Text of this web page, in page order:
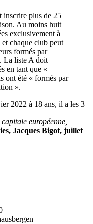
inscrire plus de 25
Au moins huit
exclusivement à
chaque club peut
formés par
La liste A doit
en tant que «
ont été « formés par
».
2022 à 18 ans, il a les 3
européenne,
Jacques Bigot, juillet